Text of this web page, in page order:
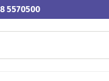
5570500